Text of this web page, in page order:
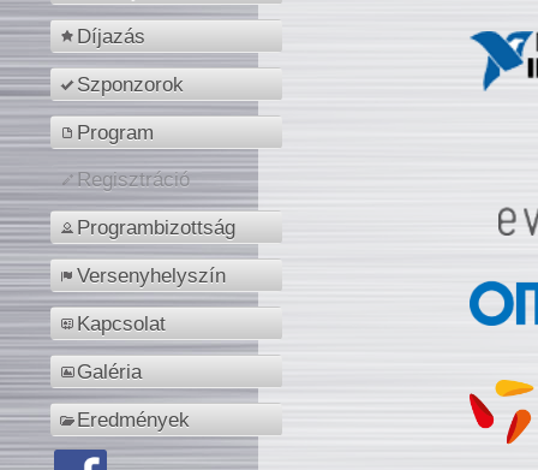
Díjazás
Szponzorok
Program
Regisztráció
Programbizottság
Versenyhelyszín
Kapcsolat
Galéria
Eredmények